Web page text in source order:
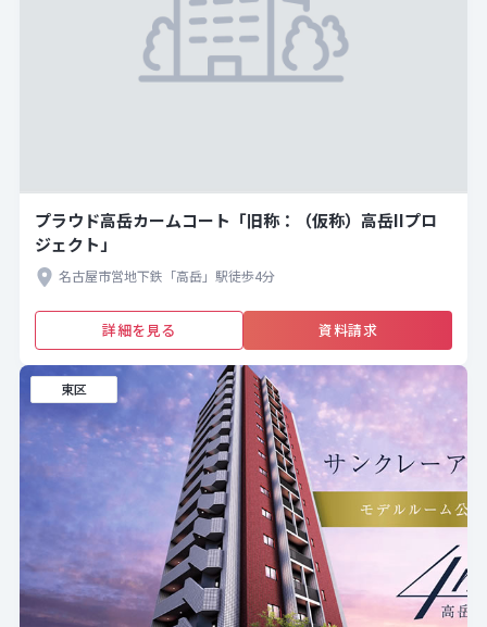
プラウド高岳カームコート「旧称：（仮称）高岳IIプロ
ジェクト」
名古屋市営地下鉄「高岳」駅徒歩4分
詳細を見る 資料請求
東区